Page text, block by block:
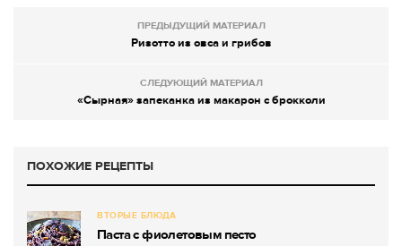
ПРЕДЫДУЩИЙ МАТЕРИАЛ
Ризотто из овса и грибов
СЛЕДУЮЩИЙ МАТЕРИАЛ
«Сырная» запеканка из макарон с брокколи
ПОХОЖИЕ РЕЦЕПТЫ
ВТОРЫЕ БЛЮДА
Паста с фиолетовым песто